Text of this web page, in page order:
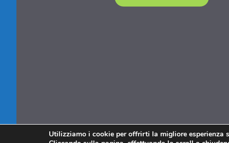
Utilizziamo i cookie per offrirti la migliore esperienza